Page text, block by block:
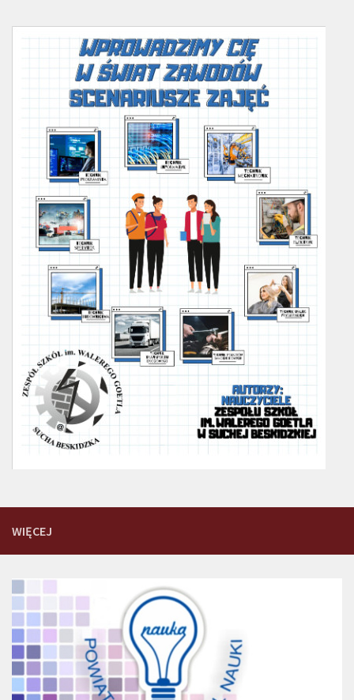
WIĘCEJ